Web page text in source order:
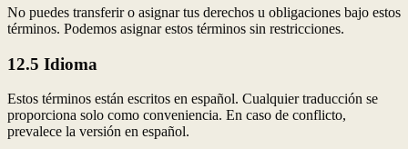
No puedes transferir o asignar tus derechos u obligaciones bajo estos
términos. Podemos asignar estos términos sin restricciones.
12.5 Idioma
Estos términos están escritos en español. Cualquier traducción se
proporciona solo como conveniencia. En caso de conflicto,
prevalece la versión en español.